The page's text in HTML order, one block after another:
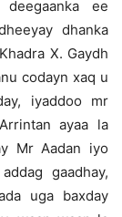
ee
dhanka
X. Gaydh
codayn xaq u
iyaddoo mr
ayaa la
Mr Aadan iyo
gaadhay,
uga baxday